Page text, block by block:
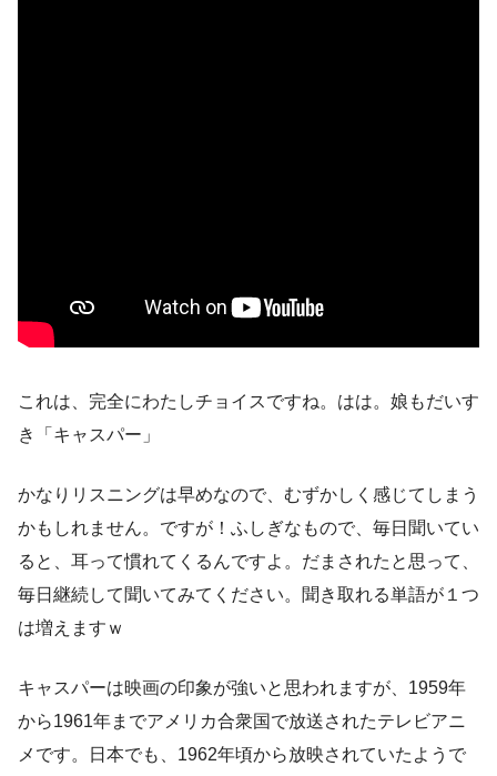
これは、完全にわたしチョイスですね。はは。娘もだいす
き「キャスパー」
かなりリスニングは早めなので、むずかしく感じてしまう
かもしれません。ですが！ふしぎなもので、毎日聞いてい
ると、耳って慣れてくるんですよ。だまされたと思って、
毎日継続して聞いてみてください。聞き取れる単語が１つ
は増えますｗ
キャスパーは映画の印象が強いと思われますが、1959年
から1961年までアメリカ合衆国で放送されたテレビアニ
メです。日本でも、1962年頃から放映されていたようで